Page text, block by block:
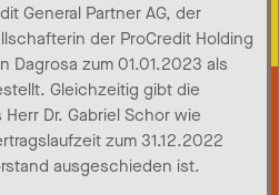
General Partner AG, der
der ProCredit Holding
Dagrosa zum 01.01.2023 als
Gleichzeitig gibt die
Dr. Gabriel Schor wie
zum 31.12.2022
ausgeschieden ist.